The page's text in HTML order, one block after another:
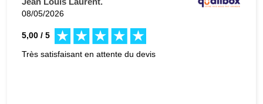
08/05/2026
5,00 / 5
Très satisfaisant en attente du devis